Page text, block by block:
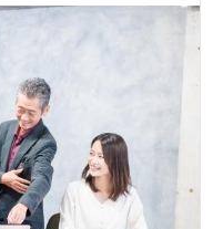
付き合いのある士業の先生は
者様への掛かり方と同じよう
を聞いてみたいと思ったりも
い。そのようなご要望にお応
ます。 ■こんな方に
元大手広告代理店ディレクタ
ングの手法を習得します。情報
成を行い、事業の立ち上げ、